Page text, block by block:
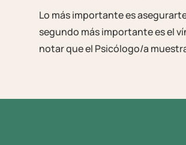
Lo más importante es
segundo más importante es el
notar que el Psicólogo/a